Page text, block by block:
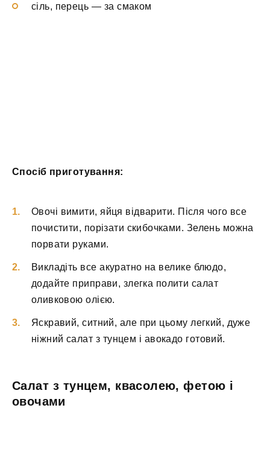
сіль, перець — за смаком
Спосіб приготування:
Овочі вимити, яйця відварити. Після чого все
почистити, порізати скибочками. Зелень можна
порвати руками.
Викладіть все акуратно на велике блюдо,
додайте приправи, злегка полити салат
оливковою олією.
Яскравий, ситний, але при цьому легкий, дуже
ніжний салат з тунцем і авокадо готовий.
Салат з тунцем, квасолею, фетою і
овочами